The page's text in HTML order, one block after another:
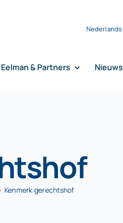
Nederlands
& Partners Nieuws
Kenmerk:gerechtshof